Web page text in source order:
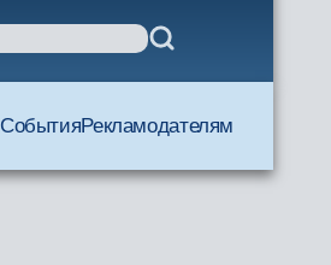
СобытияРекламодателям